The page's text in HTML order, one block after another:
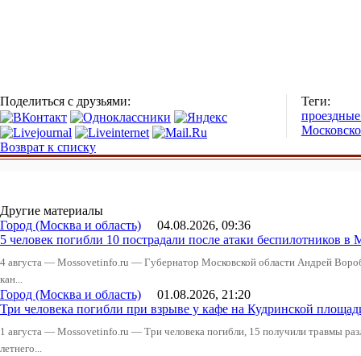
Поделиться с друзьями:
Теги:
Возврат к списку
Другие материалы
Город (Москва и область) 04.08.2026, 09:36
5 человек погибли 10 пострадали после атаки беспилотников в
4 августа — Mossovetinfo.ru — Губернатор Московской области Андрей
кан...
Город (Москва и область) 01.08.2026, 21:20
Три человека погибли при взрыве у кафе на Кудринской
1 августа — Mossovetinfo.ru — Три человека погибли, 15 получили травмы
летнего...